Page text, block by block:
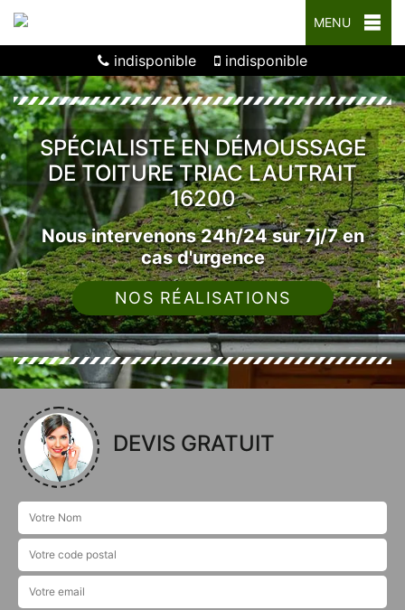
MENU
indisponible indisponible
SPÉCIALISTE EN DÉMOUSSAGE
DE TOITURE TRIAC LAUTRAIT
16200
Nous intervenons 24h/24 sur 7j/7 en
cas d'urgence
NOS RÉALISATIONS
DEVIS GRATUIT